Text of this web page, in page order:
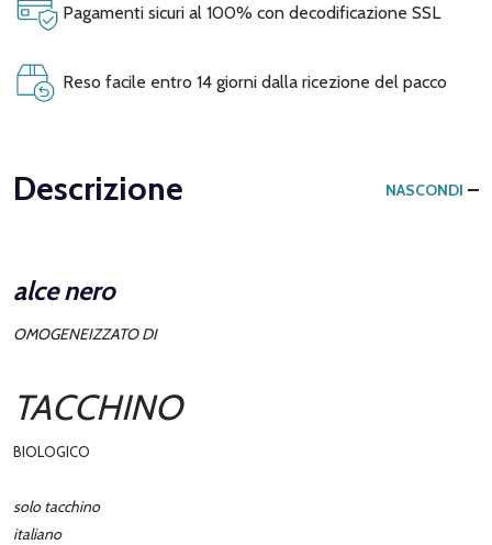
Pagamenti sicuri al 100% con decodificazione SSL
Reso facile entro 14 giorni dalla ricezione del pacco
Descrizione NASCONDI
alce nero
OMOGENEIZZATO DI
TACCHINO
BIOLOGICO
solo tacchino
italiano